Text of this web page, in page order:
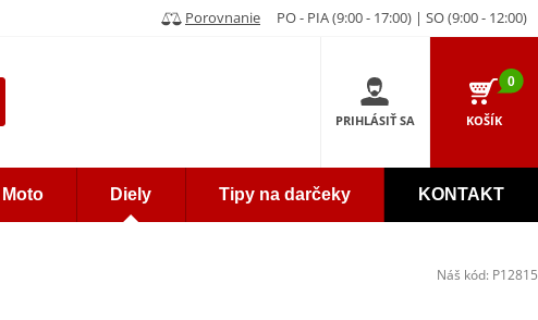
Porovnanie PO - PIA (9:00 - 17:00) | SO (9:00 - 12:00)
PRIHLÁSIŤ SA
0
KOŠÍK
Diely Tipy na darčeky KONTAKT
Náš kód: P12815